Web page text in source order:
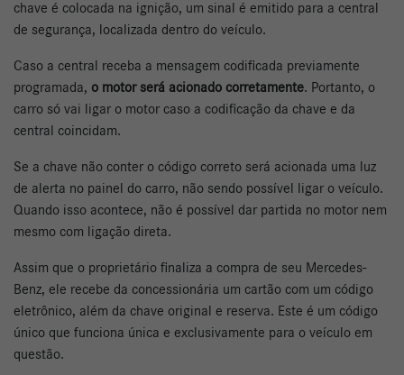
chave é colocada na ignição, um sinal é emitido para a central
de segurança, localizada dentro do veículo.
Caso a central receba a mensagem codificada previamente
programada, o motor será acionado corretamente. Portanto, o
carro só vai ligar o motor caso a codificação da chave e da
central coincidam.
Se a chave não conter o código correto será acionada uma luz
de alerta no painel do carro, não sendo possível ligar o veículo.
Quando isso acontece, não é possível dar partida no motor nem
mesmo com ligação direta.
Assim que o proprietário finaliza a compra de seu Mercedes-
Benz, ele recebe da concessionária um cartão com um código
eletrônico, além da chave original e reserva. Este é um código
único que funciona única e exclusivamente para o veículo em
questão.